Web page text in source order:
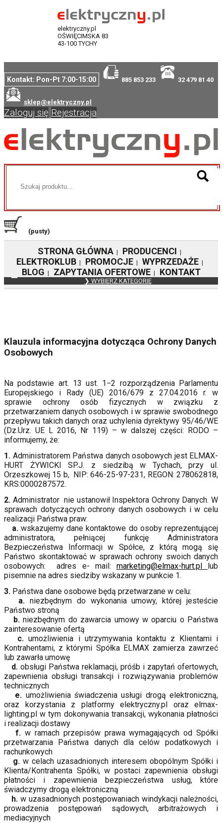
elektryczny.pl
OŚWIĘCIMSKA 83
43-100 TYCHY
Kontakt: Pon-Pt 7:00-15:00 885 853 233 32 479 81 40
sklep@elektryczny.pl
Zaloguj się Rejestracja
(pusty)
STRONA GŁÓWNA PRODUCENCI
ELEKTROKLUB| PROMOCJE| WYPRZEDAŻE|
BLOG ZAPYTANIA OFERTOWE| KONTAKT
❯ WYBIERZ KATEGORIE
Klauzula informacyjna dotycząca Ochrony Danych
Osobowych
Na podstawie art. 13 ust. 1−2 rozporządzenia Parlamentu
Europejskiego i Rady (UE) 2016/679 z 27.04.2016 r. w
sprawie ochrony osób fizycznych w związku z
przetwarzaniem danych osobowych i w sprawie swobodnego
przepływu takich danych oraz uchylenia dyrektywy 95/46/WE
(Dz.Urz. UE L 2016, Nr 119) – w dalszej części: RODO –
informujemy, że:
1. Administratorem Państwa danych osobowych jest ELMAX-
HURT ŻYWICKI SP.J. z siedzibą w Tychach, przy ul.
Orzeszkowej 15 b, NIP: 646-25-97-231, REGON: 278062818,
KRS:0000287572.
2. Administrator nie ustanowił Inspektora Ochrony Danych. W
sprawach dotyczących ochrony danych osobowych i w celu
realizacji Państwa praw:
a.wskazujemy dane kontaktowe do osoby reprezentującej
administratora, pełniącej funkcję Administratora
Bezpieczeństwa Informacji w Spółce, z którą mogą się
Państwo skontaktować w sprawach ochrony swoich danych
osobowych: adres e- mail: marketing@elmax-hurt.pl
lub
pisemnie na adres siedziby wskazany w punkcie 1.
3. Państwa dane osobowe będą przetwarzane w celu:
a. niezbędnym do wykonania umowy, której jesteście
Państwo stroną
b. niezbędnym do zawarcia umowy w oparciu o Państwa
zainteresowanie ofertą
c. umożliwienia i utrzymywania kontaktu z Klientami i
Kontrahentami, z którymi Spółka ELMAX zamierza zawrzeć
lub zawarła umowę
d. obsługi Państwa reklamacji, próśb i zapytań ofertowych,
zapewnienia obsługi transakcji i rozwiązywania problemów
technicznych
e. umożliwienia świadczenia usługi drogą elektroniczną,
oraz korzystania z platformy elektryczny.pl oraz elmax-
lighting.pl w tym dokonywania transakcji, wykonania płatności
i realizacji dostawy
f. w ramach przepisów prawa wymagających od Spółki
przetwarzania Państwa danych dla celów podatkowych i
rachunkowych
g. w celach uzasadnionych interesem obopólnym Spółki i
Klienta/Kontrahenta Spółki, w postaci zapewnienia obsługi
płatności i zapewnienia bezpieczeństwa usług, które
świadczymy drogą elektroniczną
h. w uzasadnionych postępowaniach windykacji należności,
prowadzenia postępowań sądowych, arbitrażowych i
mediacyjnych